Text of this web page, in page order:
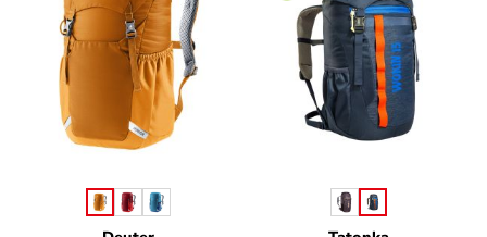
Farbe auswählen Farbeauswählen